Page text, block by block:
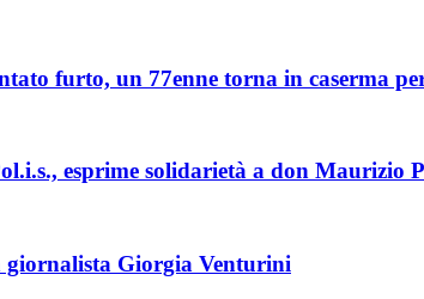
furto, un 77enne torna in caserma
esprime solidarietà a don Maurizio
giornalista Giorgia Venturini